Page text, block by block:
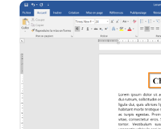
Image